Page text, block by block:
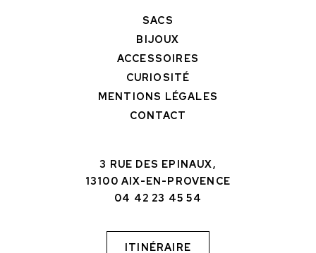
SACS
BIJOUX
ACCESSOIRES
CURIOSITÉ
MENTIONS LÉGALES
CONTACT
3 RUE DES EPINAUX,
13100 AIX-EN-PROVENCE
04 42 23 45 54
ITINÉRAIRE